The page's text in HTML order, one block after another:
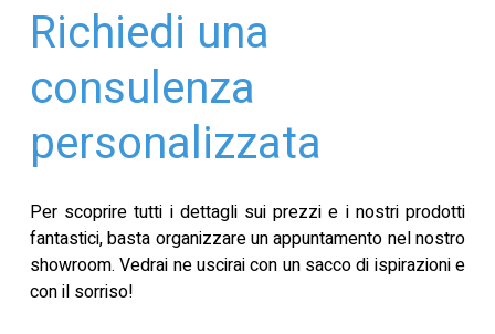
Richiedi una
consulenza
personalizzata
Per scoprire tutti i dettagli sui prezzi e i nostri prodotti
fantastici, basta organizzare un appuntamento nel nostro
showroom. Vedrai ne uscirai con un sacco di ispirazioni e
con il sorriso!